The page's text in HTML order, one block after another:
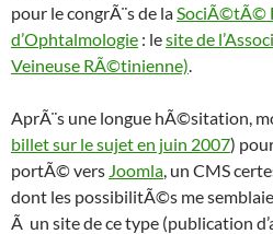
pour le congrÃ¨s de laSociÃ©tÃ©
d’Ophtalmologie : lesite de
Veineuse RÃ©tinienne).
AprÃ¨s une longue hÃ©sitation,
billet sur le sujet en juin 2007)
portÃ© vers Joomla, un CMS
dont les possibilitÃ©s me
Ã un site de ce type (publication